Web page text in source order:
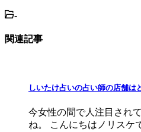
-
関連記事
しいたけ占いの占い師の店舗は
今女性の間で人注目され
ね。 こんにちはノリスケ